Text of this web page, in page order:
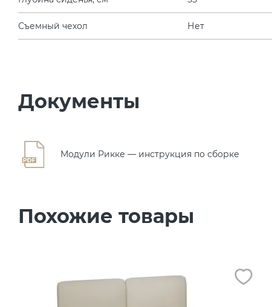
Съемный чехол Нет
Документы
Модули Рикке — инструкция по сборке
Похожие товары